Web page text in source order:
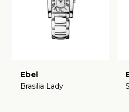
Ebel
Brasilia Lady